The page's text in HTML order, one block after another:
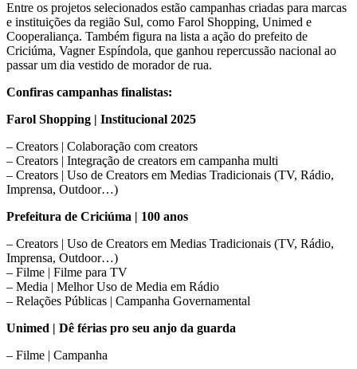
Entre os projetos selecionados estão campanhas criadas para marcas
e instituições da região Sul, como Farol Shopping, Unimed e
Cooperaliança. Também figura na lista a ação do prefeito de
Criciúma, Vagner Espíndola, que ganhou repercussão nacional ao
passar um dia vestido de morador de rua.
Confiras campanhas finalistas:
Farol Shopping | Institucional 2025
– Creators | Colaboração com creators
– Creators | Integração de creators em campanha multi
– Creators | Uso de Creators em Medias Tradicionais (TV, Rádio,
Imprensa, Outdoor…)
Prefeitura de Criciúma | 100 anos
– Creators | Uso de Creators em Medias Tradicionais (TV, Rádio,
Imprensa, Outdoor…)
– Filme | Filme para TV
– Media | Melhor Uso de Media em Rádio
– Relações Públicas | Campanha Governamental
Unimed | Dê férias pro seu anjo da guarda
– Filme | Campanha